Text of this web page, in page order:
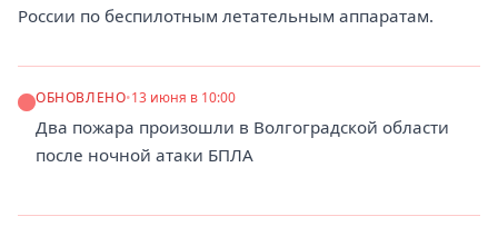
России по беспилотным летательным аппаратам.
ОБНОВЛЕНО•13 июня в 10:00
Два пожара произошли в Волгоградской области
после ночной атаки БПЛА